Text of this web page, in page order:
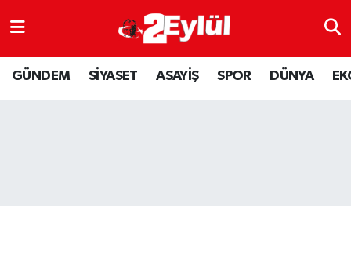
GÜNDEM SİYASET ASAYİŞ SPOR DÜNYA
ASAYİŞ
DÜNYA
Nöbetçi Eczaneler
Hava Durumu